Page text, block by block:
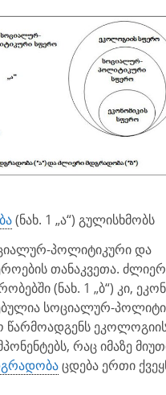
(ნახ. 1 „ა“) გულისხმობს
პოლიტიკური და
თანაკვეთა.
(ნახ. 1 „ბ“) კი,
სოციალურ-
წარმოადგენს
რაც იმაზე
ცდება ერთი